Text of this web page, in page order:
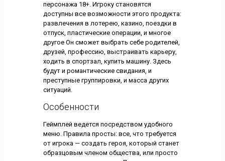
персонажа 18+. Игроку становятся
доступны все возможности этого продукта:
развлечения в лотерею, казино, поездки в
отпуск, пластические операции, и многое
другое Он сможет выбрать себе родителей,
друзей, профессию, выстраивать карьеру,
ходить в спортзал, купить машину. Здесь
будут и романтические свидания, и
преступные группировки, и масса других
ситуаций.
Особенности
Геймплей ведется посредством удобного
меню. Правила просты: все, что требуется
от игрока — создать героя, который станет
образцовым членом общества, или просто